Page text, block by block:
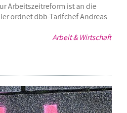
Arbeit & Wirtschaft
Arbeitszeitreform ist an die
ordnet dbb-Tarifchef Andreas